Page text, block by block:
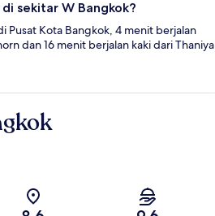
sekitar W Bangkok?
Pusat Kota Bangkok, 4 menit berjalan
dan 16 menit berjalan kaki dari Thaniya